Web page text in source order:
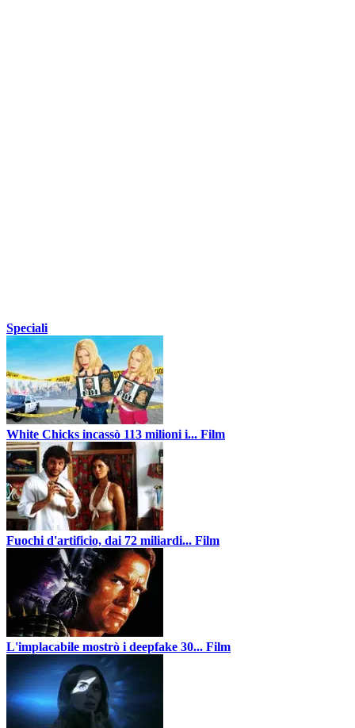
Speciali
White Chicks incassò 113 milioni i... Film
Fuochi d'artificio, dai 72 miliardi... Film
L'implacabile mostrò i deepfake 30... Film